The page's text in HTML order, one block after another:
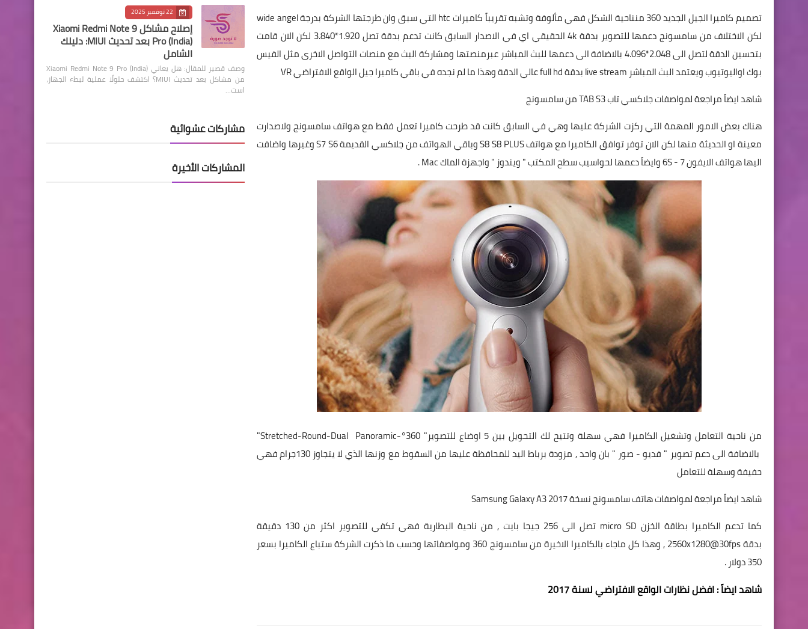
تصميم كاميرا الجيل الجديد 360 منناحية الشكل فهي مألوفة وتشبه تقريباً كاميرات htc التي سبق وان طرجتها الشركة بدرجة wide angel
لكن الاختلاف من سامسونج دعمها للتصوير بدقة 4k الحقيقي اي في الاصدار السابق كانت تدعم بدقة تصل 1.920*3.840 لكن الان قامت
بتحسين الدقة لتصل الى 2.048*4.096 بالاضافة الى دعمها للبث المباشر عبرمنصتها ومشاركة البث مع منصات التواصل الاخرى مثل الفيس
بوك اواليوتيوب ويعتمد البث المباشر live stream بدقة full hd عالي الدقة وهذا ما لم نجده في باقي كاميرا جيل الواقع الافتراضي VR
شاهد ايضاً مراجعة لمواصفات جلاكسي تاب TAB S3 من سامسونج
هناك بعض الامور المهمة التي ركزت الشركة عليها وهي في السابق كانت قد طرحت كاميرا تعمل فقط مع هواتف سامسونج ولاصدارت
معينة او الحديثة منها لكن الان توفر توافق الكاميرا مع هواتف S8 S8 PLUS وباقي الهواتف من جلاكسي القديمة S7 S6 وغيرها واضافت
اليها هواتف الايفون 7 - 6S وايضاً دعمها لحواسيب سطح المكتب " ويندوز " واجهزة الماك Mac .
من ناحية التعامل وتشغيل الكاميرا فهي سهلة وتتيح لك التحويل بين 5 اوضاع للتصوير" 360°-Stretched-Round-Dual Panoramic"
بالاضافة الى دعم تصوير " فديو - صور " بان واحد , مزودة برباط اليد للمحافظة عليها من السقوط مع وزنها الذي لا يتجاوز 130جرام فهي
حفيفة وسهلة للتعامل
شاهد ايضاً مراجعة لمواصفات هاتف سامسونج نسخة 2017 Samsung Galaxy A3
كما تدعم الكاميرا بطاقة الخزن micro SD تصل الى 256 جيجا بايت , من ناحية البطارية فهي تكفي للتصوير اكثر من 130 دقيقة
بدقة 2560x1280@30fps , وهذا كل ماجاء بالكاميرا الاخيرة من سامسونج 360 ومواصفاتها وحسب ما ذكرت الشركة ستباع الكاميرا بسعر
350 دولار .
شاهد ايضاً :افضل نظارات الواقع الافتراضي لسنة 2017
22 نوفمبر 2025
إصلاح مشاكل Xiaomi Redmi Note 9
Pro (India) بعد تحديث MIUI: دليلك
الشامل
وصف قصير للمقال: هل يعاني Xiaomi Redmi Note 9 Pro (India)
من مشاكل بعد تحديث MIUI؟ اكتشف حلولًا عملية لبطء الجهاز،
است…
مشاركات عشوائية
المشاركات الأخيرة